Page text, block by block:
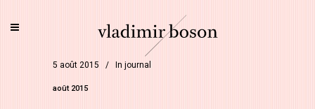
5 août 2015 In journal
août 2015